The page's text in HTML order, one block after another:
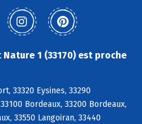
1 (33170) est proche
33320 Eysines, 33290
Bordeaux, 33200 Bordeaux,
33550 Langoiran, 33440